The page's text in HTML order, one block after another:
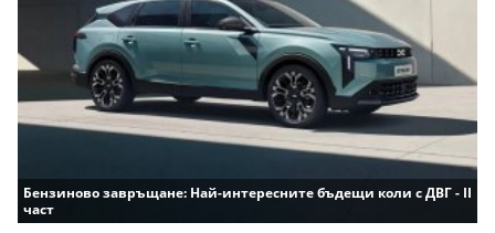
Бензиново завръщане: Най-интересните бъдещи коли с ДВГ - II
част